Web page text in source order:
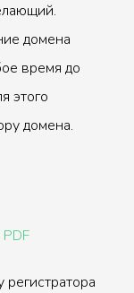
домена
время до
этого
домена.